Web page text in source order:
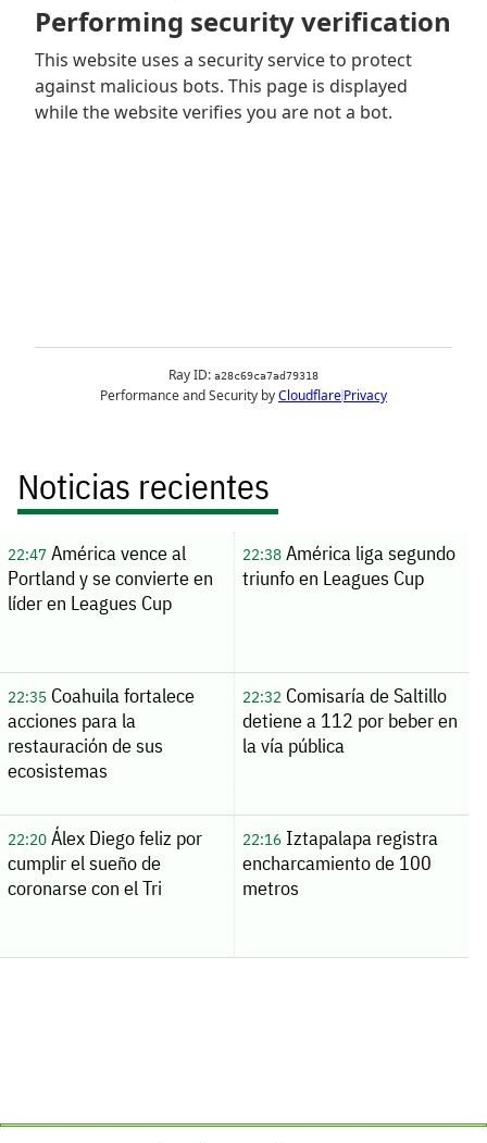
Noticias recientes
22:47América vence al
Portland y se convierte en
líder en Leagues Cup
22:38América liga segundo
triunfo en Leagues Cup
22:35Coahuila fortalece
acciones para la
restauración de sus
ecosistemas
22:32Comisaría de Saltillo
detiene a 112 por beber en
la vía pública
22:20Álex Diego feliz por
cumplir el sueño de
coronarse con el Tri
22:16Iztapalapa registra
encharcamiento de 100
metros